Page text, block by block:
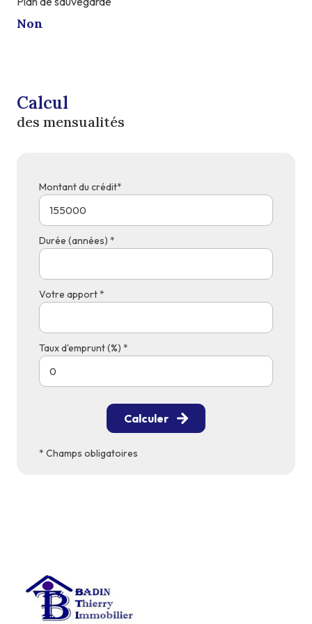
Non
Calcul
des mensualités
Montant du crédit*
Durée (années) *
Votre apport *
Taux d'emprunt (%) *
Calculer
* Champs obligatoires